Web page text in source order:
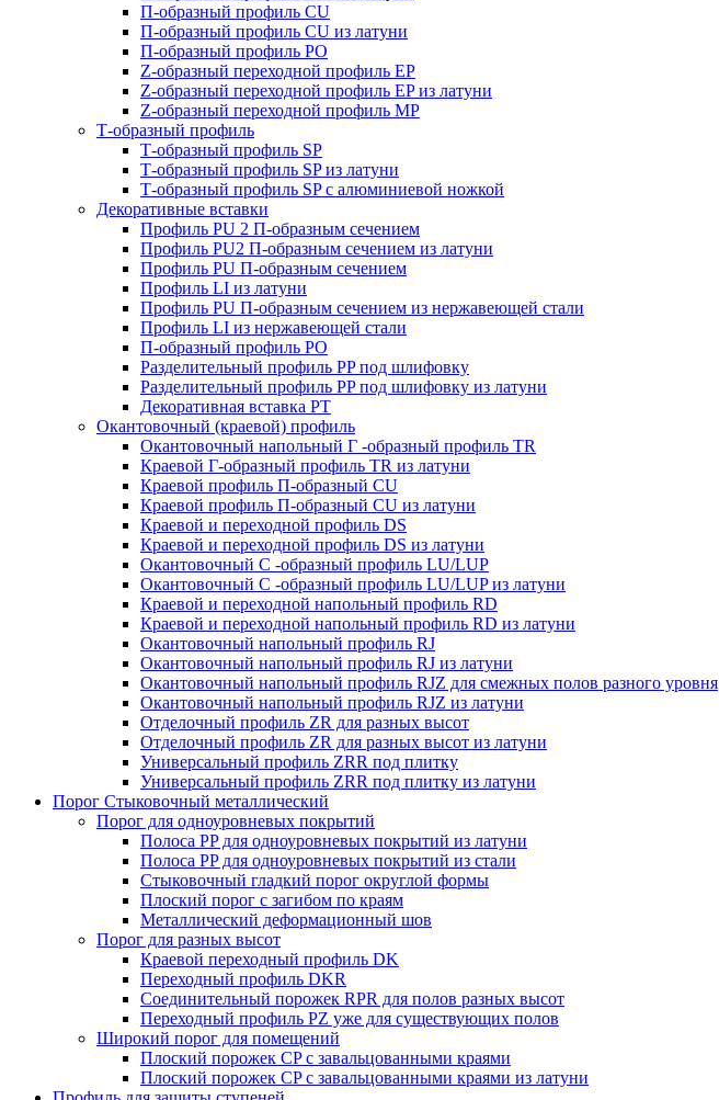
П-образный профиль CU
П-образный профиль CU из латуни
П-образный профиль PO
Z-образный переходной профиль EP
Z-образный переходной профиль EP из латуни
Z-образный переходной профиль MP
Т-образный профиль
Т-образный профиль SP
Т-образный профиль SP из латуни
Т-образный профиль SP c алюминиевой ножкой
Декоративные вставки
Профиль PU 2 П-образным сечением
Профиль PU2 П-образным сечением из латуни
Профиль PU П-образным сечением
Профиль LI из латуни
Профиль PU П-образным сечением из нержавеющей стали
Профиль LI из нержавеющей стали
П-образный профиль PO
Разделительный профиль PP под шлифовку
Разделительный профиль PP под шлифовку из латуни
Декоративная вставка PT
Окантовочный (краевой) профиль
Окантовочный напольный Г -образный профиль TR
Краевой Г-образный профиль TR из латуни
Краевой профиль П-образный CU
Краевой профиль П-образный CU из латуни
Краевой и переходной профиль DS
Краевой и переходной профиль DS из латуни
Окантовочный С -образный профиль LU/LUP
Окантовочный С -образный профиль LU/LUP из латуни
Краевой и переходной напольный профиль RD
Краевой и переходной напольный профиль RD из латуни
Окантовочный напольный профиль RJ
Окантовочный напольный профиль RJ из латуни
Окантовочный напольный профиль RJZ для смежных полов разного уровня
Окантовочный напольный профиль RJZ из латуни
Отделочный профиль ZR для разных высот
Отделочный профиль ZR для разных высот из латуни
Универсальный профиль ZRR под плитку
Универсальный профиль ZRR под плитку из латуни
Порог Стыковочный металлический
Порог для одноуровневых покрытий
Полоса PP для одноуровневых покрытий из латуни
Полоса PP для одноуровневых покрытий из стали
Стыковочный гладкий порог округлой формы
Плоский порог с загибом по краям
Металлический деформационный шов
Порог для разных высот
Краевой переходный профиль DK
Переходный профиль DKR
Cоединительный порожек RPR для полов разных высот
Переходный профиль PZ уже для существующих полов
Широкий порог для помещений
Плоский порожек СP с завальцованными краями
Плоский порожек СP с завальцованными краями из латуни